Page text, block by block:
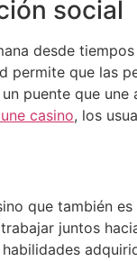
social
desde
que las
puente que
casino, los
que también
juntos